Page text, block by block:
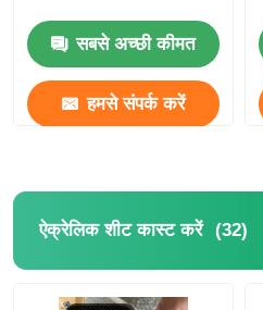
सबसे अच्छी कीमत
हमसे संपर्क करें
ऐक्रेलिक शीट कास्ट करें (32)